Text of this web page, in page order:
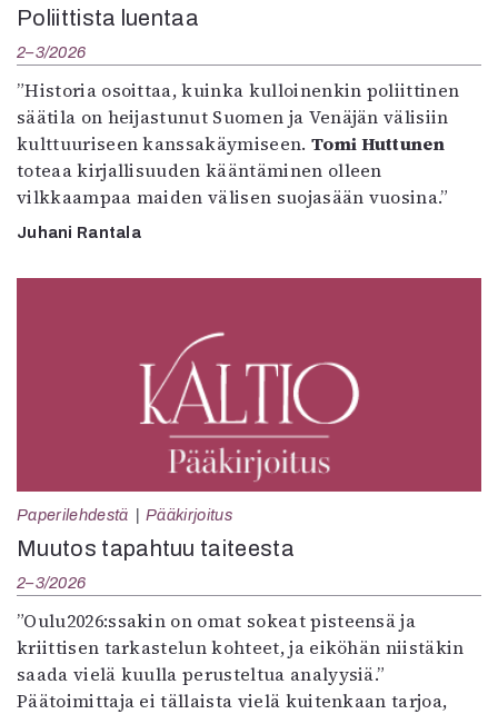
Poliittista luentaa
2–3/2026
”Historia osoittaa, kuinka kulloinenkin poliittinen
säätila on heijastunut Suomen ja Venäjän välisiin
kulttuuriseen kanssakäymiseen. Tomi Huttunen
toteaa kirjallisuuden kääntäminen olleen
vilkkaampaa maiden välisen suojasään vuosina.”
Juhani Rantala
Paperilehdestä Pääkirjoitus
Muutos tapahtuu taiteesta
2–3/2026
”Oulu2026:ssakin on omat sokeat pisteensä ja
kriittisen tarkastelun kohteet, ja eiköhän niistäkin
saada vielä kuulla perusteltua analyysiä.”
Päätoimittaja ei tällaista vielä kuitenkaan tarjoa,